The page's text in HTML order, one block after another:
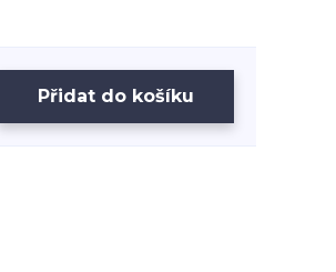
Přidat do košíku